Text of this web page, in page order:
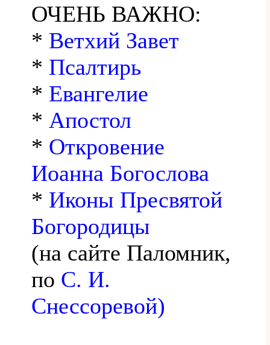
ОЧЕНЬ ВАЖНО:
* Ветхий Завет
* Псалтирь
* Евангелие
* Апостол
* Откровение
Иоанна Богослова
* Иконы Пресвятой
Богородицы
(на сайте Паломник,
по С. И.
Снессоревой)